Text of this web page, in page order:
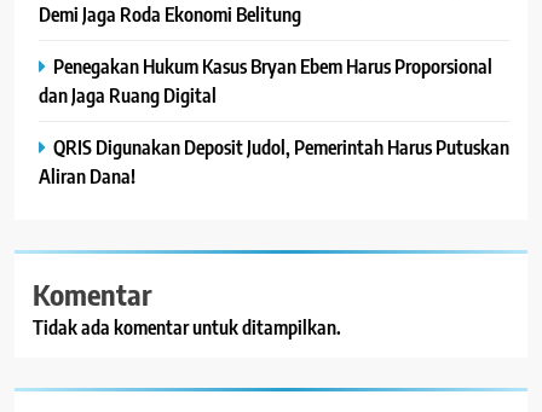
Demi Jaga Roda Ekonomi Belitung
Penegakan Hukum Kasus Bryan Ebem Harus Proporsional
dan Jaga Ruang Digital
QRIS Digunakan Deposit Judol, Pemerintah Harus Putuskan
Aliran Dana!
Komentar
Tidak ada komentar untuk ditampilkan.